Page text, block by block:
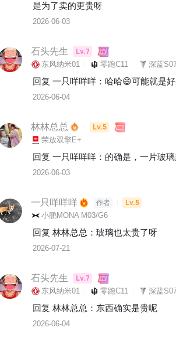
是为了卖的更贵呀
2026-06-03
石头先生 Lv.7
东风纳米01 零跑C11 深蓝
回复 一只咩咩咩 ： 哈哈😄可能就是
2026-06-04
林林总总 Lv.5
荣放双擎E+
回复 一只咩咩咩 ： 的确是，一片玻
2026-06-03
一只咩咩咩 作者 Lv.5
小鹏MONA M03/G6
回复 林林总总 ： 玻璃也太贵了呀
2026-07-21
石头先生 Lv.7
东风纳米01 零跑C11 深蓝
回复 林林总总 ： 东西确实是贵呢
2026-06-04